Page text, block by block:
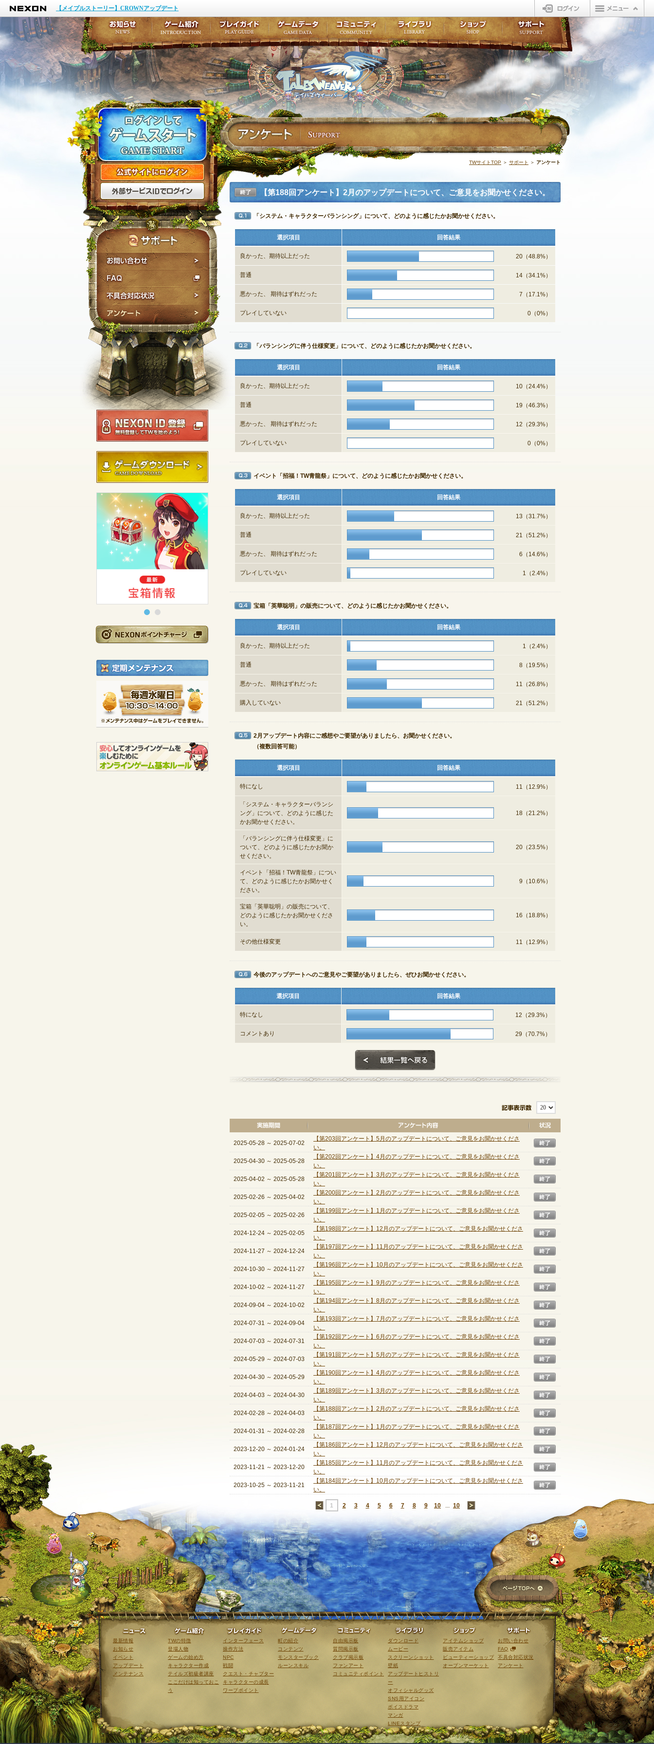
NEXON
【メイプルストーリー】CROWNアップデート
ログイン
テイルズウィーバー
公式サイトにログイン
外部サービスIDでログイン
お問い合わせ
FAQ
不具合対応状況
アンケート
NEXON ID登録
NEXONポイントチャージ
定期メンテナンス
毎週水曜日 10:30～14:00
※メンテナンス中はゲームをプレイできません。
TWサイトTOP ＞ サポート ＞ アンケート
終了
【第188回アンケート】2月のアップデートについて、ご意見をお聞かせください。
Q1
「システム・キャラクターバランシング」について、どのように感じたかお聞かせください。
選択項目 回答結果
良かった、期待以上だった 20（48.8%）
普通 14（34.1%）
悪かった、 期待はずれだった 7（17.1%）
プレイしていない 0（0%）
Q2
「バランシングに伴う仕様変更」について、どのように感じたかお聞かせください。
選択項目 回答結果
良かった、期待以上だった 10（24.4%）
普通 19（46.3%）
悪かった、 期待はずれだった 12（29.3%）
プレイしていない 0（0%）
Q3
イベント「招福！TW青龍祭」について、どのように感じたかお聞かせください。
選択項目 回答結果
良かった、期待以上だった 13（31.7%）
普通 21（51.2%）
悪かった、 期待はずれだった 6（14.6%）
プレイしていない 1（2.4%）
Q4
宝箱「英華聡明」の販売について、どのように感じたかお聞かせください。
選択項目 回答結果
良かった、期待以上だった 1（2.4%）
普通 8（19.5%）
悪かった、 期待はずれだった 11（26.8%）
購入していない 21（51.2%）
Q5
2月アップデート内容にご感想やご要望がありましたら、お聞かせください。
（複数回答可能）
選択項目 回答結果
特になし 11（12.9%）
「システム・キャラクターバランシ
ング」について、どのように感じた
かお聞かせください。
18（21.2%）
「バランシングに伴う仕様変更」に
ついて、どのように感じたかお聞か
せください。
20（23.5%）
イベント「招福！TW青龍祭」につい
て、どのように感じたかお聞かせく
ださい。
9（10.6%）
宝箱「英華聡明」の販売について、
どのように感じたかお聞かせくださ
い。
16（18.8%）
その他仕様変更 11（12.9%）
Q6
今後のアップデートへのご意見やご要望がありましたら、ぜひお聞かせください。
選択項目 回答結果
特になし 12（29.3%）
コメントあり 29（70.7%）
記事表示数
2025-05-28 ～ 2025-07-02
【第203回アンケート】5月のアップデートについて、ご意見をお聞かせくださ
い。
2025-04-30 ～ 2025-05-28
【第202回アンケート】4月のアップデートについて、ご意見をお聞かせくださ
い。
2025-04-02 ～ 2025-05-28
【第201回アンケート】3月のアップデートについて、ご意見をお聞かせくださ
い。
2025-02-26 ～ 2025-04-02
【第200回アンケート】2月のアップデートについて、ご意見をお聞かせくださ
い。
2025-02-05 ～ 2025-02-26
【第199回アンケート】1月のアップデートについて、ご意見をお聞かせくださ
い。
2024-12-24 ～ 2025-02-05
【第198回アンケート】12月のアップデートについて、ご意見をお聞かせくださ
い。
2024-11-27 ～ 2024-12-24
【第197回アンケート】11月のアップデートについて、ご意見をお聞かせくださ
い。
2024-10-30 ～ 2024-11-27
【第196回アンケート】10月のアップデートについて、ご意見をお聞かせくださ
い。
2024-10-02 ～ 2024-11-27
【第195回アンケート】9月のアップデートについて、ご意見をお聞かせくださ
い。
2024-09-04 ～ 2024-10-02
【第194回アンケート】8月のアップデートについて、ご意見をお聞かせくださ
い。
2024-07-31 ～ 2024-09-04
【第193回アンケート】7月のアップデートについて、ご意見をお聞かせくださ
い。
2024-07-03 ～ 2024-07-31
【第192回アンケート】6月のアップデートについて、ご意見をお聞かせくださ
い。
2024-05-29 ～ 2024-07-03
【第191回アンケート】5月のアップデートについて、ご意見をお聞かせくださ
い。
2024-04-30 ～ 2024-05-29
【第190回アンケート】4月のアップデートについて、ご意見をお聞かせくださ
い。
2024-04-03 ～ 2024-04-30
【第189回アンケート】3月のアップデートについて、ご意見をお聞かせくださ
い。
2024-02-28 ～ 2024-04-03
【第188回アンケート】2月のアップデートについて、ご意見をお聞かせくださ
い。
2024-01-31 ～ 2024-02-28
【第187回アンケート】1月のアップデートについて、ご意見をお聞かせくださ
い。
2023-12-20 ～ 2024-01-24
【第186回アンケート】12月のアップデートについて、ご意見をお聞かせくださ
い。
2023-11-21 ～ 2023-12-20
【第185回アンケート】11月のアップデートについて、ご意見をお聞かせくださ
い。
2023-10-25 ～ 2023-11-21
【第184回アンケート】10月のアップデートについて、ご意見をお聞かせくださ
い。
←1 2 3 4 5 6 7 8 9 10 ... 10
お知らせ
イベント
アップデート
メンテナンス
ゲーム紹介
ここだけは知っておこうプレイガイド
ワープポイント
ゲームデータ
ルーンスキル
コミュニティ
コミュニティポイントライブラリ
LINEスタンプ
ショップ
販売アイテム
ビューティーショップ
オープンマーケットサポート
不具合対応状況
アンケート
ページTOPへ
ニュース
最新情報
お知らせ
イベント
アップデート
メンテナンス
ゲーム紹介
TWの特徴
登場人物
ゲームの始め方
キャラクター作成
テイルズ初級者講座
ここだけは知っておこ
う
プレイガイド
インターフェース
操作方法
NPC
戦闘
クエスト・チャプター
キャラクターの成長
ワープポイント
ゲームデータ
町の紹介
コンテンツ
モンスターブック
ルーンスキル
コミュニティ
自由掲示板
質問掲示板
クラブ掲示板
ファンアート
コミュニティポイント
ライブラリ
ダウンロード
ムービー
スクリーンショット
壁紙
アップデートヒストリ
ー
オフィシャルグッズ
SNS用アイコン
ボイスドラマ
マンガ
LINEスタンプ
ショップ
アイテムショップ
販売アイテム
ビューティーショップ
オープンマーケット
サポート
お問い合わせ
FAQ
不具合対応状況
アンケート